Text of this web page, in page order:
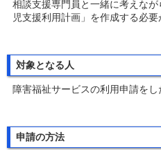
相談支援専門員と一緒に考えな
児支援利用計画」を作成する必要
対象となる人
障害福祉サービスの利用申請をし
申請の方法